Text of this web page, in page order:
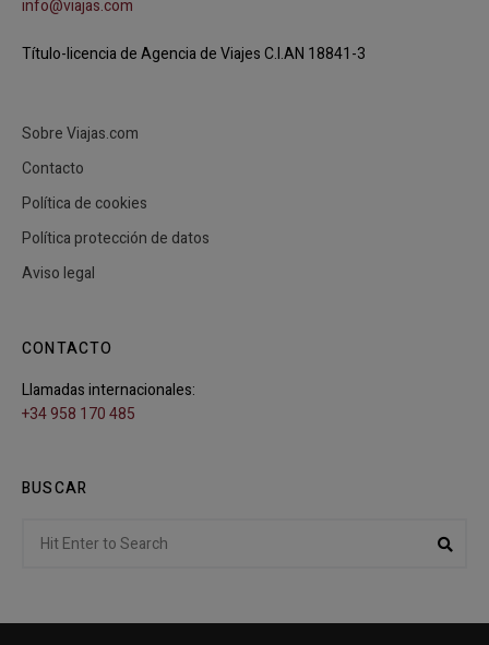
info@viajas.com
Título-licencia de Agencia de Viajes C.I.AN 18841-3
Sobre Viajas.com
Contacto
Política de cookies
Política protección de datos
Aviso legal
CONTACTO
Llamadas internacionales:
+34 958 170 485
BUSCAR
for: